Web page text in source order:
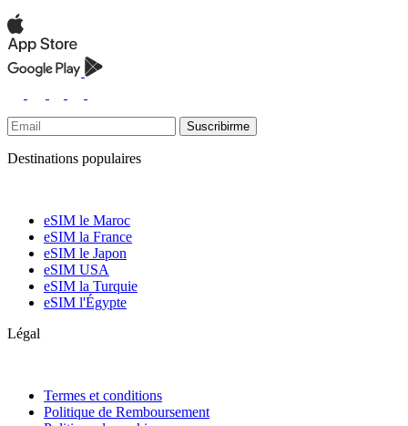
Suscribirme
Destinations populaires
eSIM le Maroc
eSIM la France
eSIM le Japon
eSIM USA
eSIM la Turquie
eSIM l'Égypte
Légal
Termes et conditions
Politique de Remboursement